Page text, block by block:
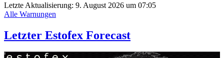
Letzte Aktualisierung: 9. August 2026 um 07:05
Alle Warnungen
Letzter Estofex Forecast